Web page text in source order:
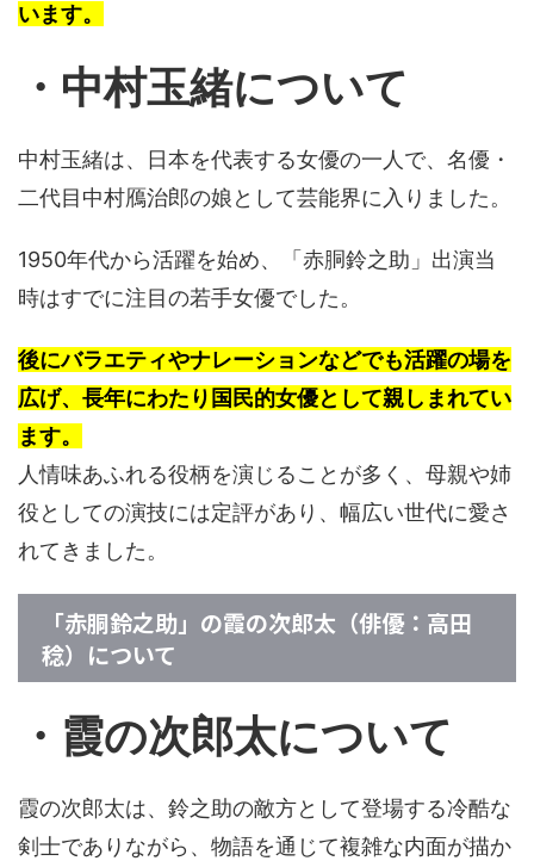
います。
・中村玉緒について
中村玉緒は、日本を代表する女優の一人で、名優・
二代目中村鴈治郎の娘として芸能界に入りました。
1950年代から活躍を始め、「赤胴鈴之助」出演当
時はすでに注目の若手女優でした。
後にバラエティやナレーションなどでも活躍の場を
広げ、長年にわたり国民的女優として親しまれてい
ます。
人情味あふれる役柄を演じることが多く、母親や姉
役としての演技には定評があり、幅広い世代に愛さ
れてきました。
「赤胴鈴之助」の霞の次郎太（俳優：高田
稔）について
・霞の次郎太について
霞の次郎太は、鈴之助の敵方として登場する冷酷な
剣士でありながら、物語を通じて複雑な内面が描か